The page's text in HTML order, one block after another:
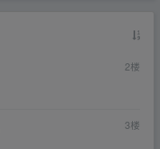
2楼
3楼